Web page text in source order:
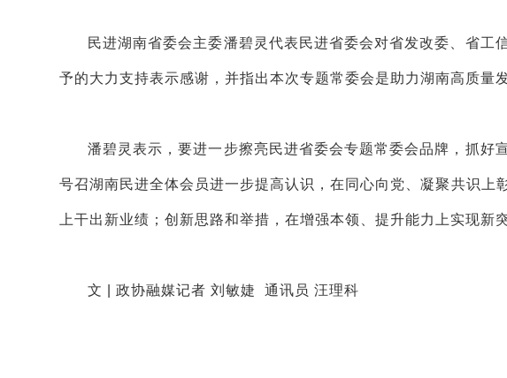
民进湖南省委会主委潘碧灵代表民进省委会对省发改委、省工
予的大力支持表示感谢，并指出本次专题常委会是助力湖南高质量
潘碧灵表示，要进一步擦亮民进省委会专题常委会品牌，抓好
号召湖南民进全体会员进一步提高认识，在同心向党、凝聚共识上
上干出新业绩；创新思路和举措，在增强本领、提升能力上实现新突
文 | 政协融媒记者 刘敏婕 通讯员 汪理科